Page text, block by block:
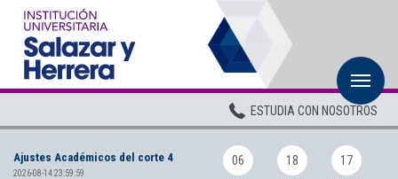
ESTUDIA CON NOSOTROS
Ajustes Académicos del corte 4
2026-08-14 23:59:59
06 18 17
Pregrados